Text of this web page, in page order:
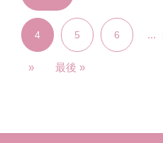
4 5 6 ...
» 最後 »